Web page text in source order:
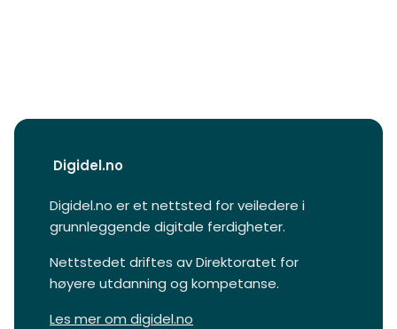
Digidel.no
Digidel.no er et nettsted for veiledere i
grunnleggende digitale ferdigheter.
Nettstedet driftes av Direktoratet for
høyere utdanning og kompetanse.
Les mer om digidel.no